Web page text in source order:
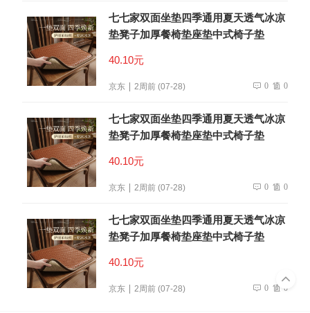
七七家双面坐垫四季通用夏天透气冰凉
垫凳子加厚餐椅垫座垫中式椅子垫
40.10元
京东 2周前 (07-28) 0 0
七七家双面坐垫四季通用夏天透气冰凉
垫凳子加厚餐椅垫座垫中式椅子垫
40.10元
京东 2周前 (07-28) 0 0
七七家双面坐垫四季通用夏天透气冰凉
垫凳子加厚餐椅垫座垫中式椅子垫
40.10元
京东 2周前 (07-28) 0 0